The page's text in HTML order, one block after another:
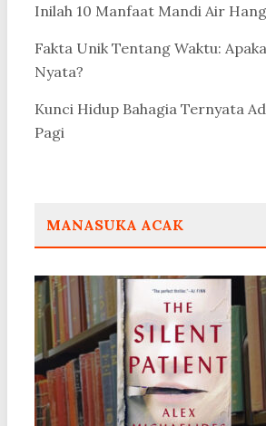
Inilah 10 Manfaat Mandi Air
Fakta Unik Tentang Waktu:
Nyata?
Kunci Hidup Bahagia Ternyata
Pagi
MANASUKA ACAK